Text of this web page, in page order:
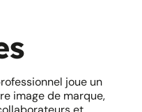
joue un
image de marque,